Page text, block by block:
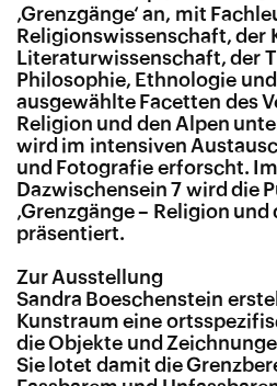
‚Grenzgänge‘ an, mit
Religionswissenschaft, der
Literaturwissenschaft, der
Philosophie, Ethnologie
ausgewählte Facetten des
Religion und den Alpen
wird im intensiven
und Fotografie erforscht.
Dazwischensein 7 wird die
‚Grenzgänge – Religion und
präsentiert.
Zur Ausstellung
Sandra Boeschenstein
Kunstraum eine
die Objekte und
Sie lotet damit die